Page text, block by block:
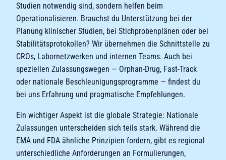
Studien notwendig sind, sondern helfen beim
Operationalisieren. Brauchst du Unterstützung bei der
Planung klinischer Studien, bei Stichprobenplänen oder bei
Stabilitätsprotokollen? Wir übernehmen die Schnittstelle zu
CROs, Labornetzwerken und internen Teams. Auch bei
speziellen Zulassungswegen — Orphan-Drug, Fast-Track
oder nationale Beschleunigungsprogramme — findest du
bei uns Erfahrung und pragmatische Empfehlungen.
Ein wichtiger Aspekt ist die globale Strategie: Nationale
Zulassungen unterscheiden sich teils stark. Während die
EMA und FDA ähnliche Prinzipien fordern, gibt es regional
unterschiedliche Anforderungen an Formulierungen,